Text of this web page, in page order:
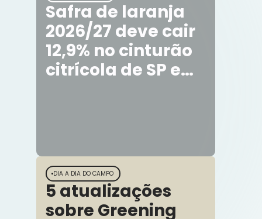
Safra de laranja
2026/27 deve cair
12,9% no cinturão
citrícola de SP e
DIA A DIA DO CAMPO
5 atualizações
sobre Greening